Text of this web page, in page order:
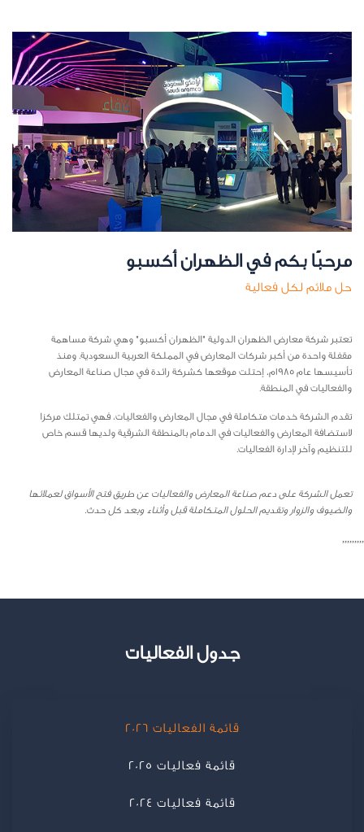
مرحبًا بكم في الظهران أكسبو
حل ملائم لكل فعالية
تعتبر شركة معارض الظهران الدولية "الظهران أكسبو" وهي شركة مساهمة
مقفلة واحدة من أكبر شركات المعارض في المملكة العربية السعودية. ومنذ
تأسيسها عام 1985م، إحتلت موقعها كشركة رائدة في مجال صناعة المعارض
والفعاليات في المنطقة.
تقدم الشركة خدمات متكاملة في مجال المعارض والفعاليات، فهي تمتلك مركزا
لاستضافة المعارض والفعاليات في الدمام بالمنطقة الشرقية ولديها قسم خاص
للتنظيم وآخر لإدارة الفعاليات.
تعمل الشركة على دعم صناعة المعارض والفعاليات عن طريق فتح الأسواق لعملائها
والضيوف والزوار وتقديم الحلول المتكاملة قبل وأثناء وبعد كل حدث.
,,,,,,,,,
جدول الفعاليات
قائمة الفعاليات 2026
قائمة فعاليات 2025
قائمة فعاليات 2024